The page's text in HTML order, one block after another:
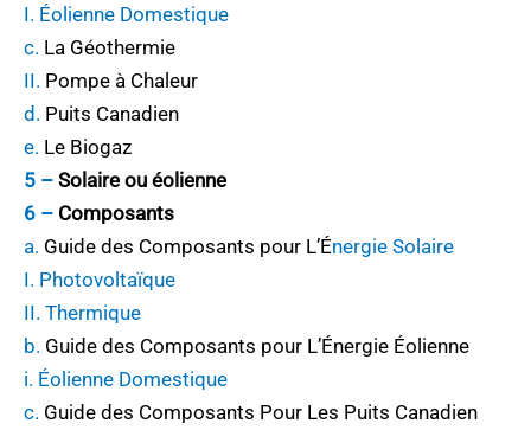
I. Éolienne Domestique
c. La Géothermie
II. Pompe à Chaleur
d. Puits Canadien
e. Le Biogaz
5 – Solaire ou éolienne
6 – Composants
a. Guide des Composants pour L’Énergie Solaire
I. Photovoltaïque
II. Thermique
b. Guide des Composants pour L’Énergie Éolienne
i. Éolienne Domestique
c. Guide des Composants Pour Les Puits Canadien